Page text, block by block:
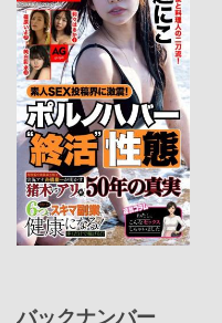
バックナンバー